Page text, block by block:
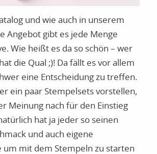
und wie auch in unserem
Angebot gibt es jede Menge
Wie heißt es da so schön – wer
die Qual ;)! Da fällt es vor allem
eine Entscheidung zu treffen.
ein paar Stempelsets vorstellen,
Meinung nach für den Einstieg
hat ja jeder so seinen
und auch eigene
um mit dem Stempeln zu starten